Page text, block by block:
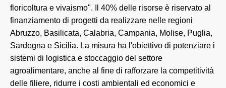
floricoltura e vivaismo". Il 40% delle risorse è riservato al
finanziamento di progetti da realizzare nelle regioni
Abruzzo, Basilicata, Calabria, Campania, Molise, Puglia,
Sardegna e Sicilia. La misura ha l'obiettivo di potenziare i
sistemi di logistica e stoccaggio del settore
agroalimentare, anche al fine di rafforzare la competitività
delle filiere, ridurre i costi ambientali ed economici e